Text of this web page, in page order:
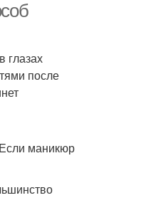
глазах
после
маникюр